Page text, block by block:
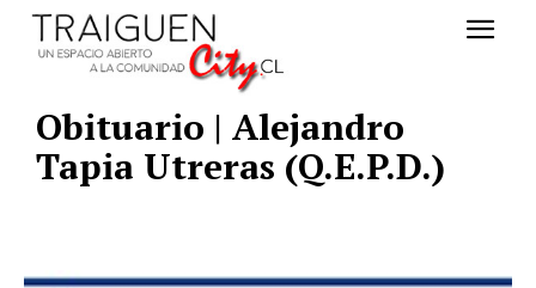
Obituario | Alejandro
Tapia Utreras (Q.E.P.D.)